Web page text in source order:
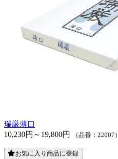
瑞厳薄口
10,230円～19,800円
（品番：22007）
お気に入り商品に登録